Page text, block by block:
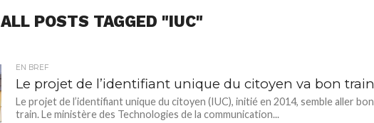
ALL POSTS TAGGED "IUC"
EN BREF
Le projet de l’identifiant unique du citoyen va bon
Le projet de l’identifiant unique du citoyen (IUC), initié en 2014, semble aller bon
train. Le ministère des Technologies de la communication...